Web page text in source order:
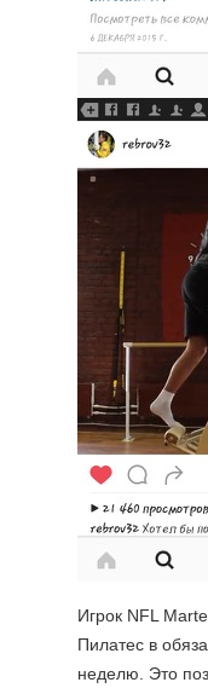
Игрок NFL
Пилатес в
неделю. Это